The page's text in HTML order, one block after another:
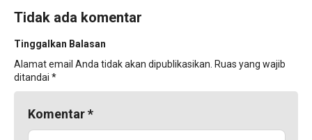
Tidak ada komentar
Tinggalkan Balasan
Alamat email Anda tidak akan dipublikasikan. Ruas yang wajib
ditandai *
Komentar*